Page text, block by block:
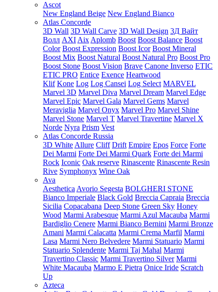
Ascot
New England Beige New England Bianco
Atlas Concorde
3D Wall 3D Wall Carve 3D Wall Design 3Д Вайт
Волл AXI Aix Aplomb Boost Boost Balance Boost
Color Boost Expression Boost Icor Boost Mineral
Boost Mix Boost Natural Boost Natural Pro Boost Pro
Boost Stone Boost Vision Brave Canone Inverso ETIC
ETIC PRO Entice Exence Heartwood
Klif Kone Log Log Cansei Log Select MARVEL
Marvel 3D Marvel Diva Marvel Dream Marvel Edge
Marvel Epic Marvel Gala Marvel Gems Marvel
Meraviglia Marvel Onyx Marvel Pro Marvel Shine
Marvel Stone Marvel T Marvel Travertine Marvel X
Norde Nyra Prism Vest
Atlas Concorde Russia
3D White Allure Cliff Drift Empire Epos Force Forte
Dei Marmi Forte Dei Marmi Quark Forte dei Marmi
Rock Iconic Oak reserve Rinascente Rinascente Resin
Rive Symphonyx Wine Oak
Ava
Aesthetica Avorio Segesta BOLGHERI STONE
Bianco Imperiale Black Gold Breccia Capraia Breccia
Sicilia Copacabana Deep Stone Green Sky Honey
Wood Marmi Arabesque Marmi Azul Macauba Marmi
Bardiglio Cenere Marmi Bianco Bernini Marmi Bronze
Amani Marmi Calacatta Marmi Crema Marfil Marmi
Lasa Marmi Nero Belvedere Marmi Statuario Marmi
Statuario Splendente Marmi Taj Mahal Marmi
Travertino Classic Marmi Travertino Silver Marmi
White Macauba Marmo E Pietra Onice Iride Scratch
Up
Azteca